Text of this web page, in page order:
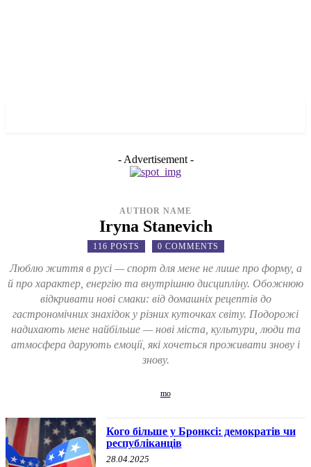
- Advertisement -
AUTHOR NAME
Iryna Stanevich
116 POSTS 0 COMMENTS
Люблю життя в русі — спорт для мене не лише про форму, а
й про характер, енергію та внутрішню дисципліну. Обожнюю
відкривати нові смаки: від домашніх рецептів до
гастрономічних знахідок у різних куточках світу. Подорожі
надихають мене найбільше — нові міста, культури, люди та
атмосфера дарують емоції, які хочеться проживати знову і
знову.
Кого більше у Бронксі: демократів чи
республіканців
28.04.2025